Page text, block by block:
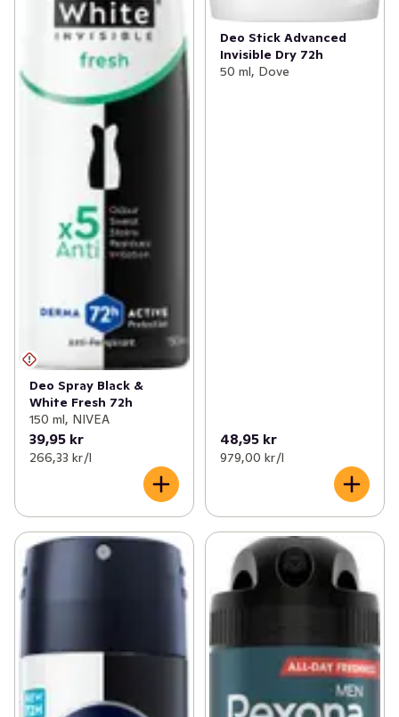
Deo Spray Black &
White Fresh 72h
150 ml, NIVEA
39,95 kr
266,33 kr /l
Deo Stick Advanced
Invisible Dry 72h
50 ml, Dove
48,95 kr
979,00 kr /l